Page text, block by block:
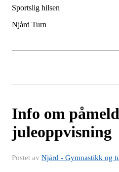
Sportslig hilsen
Njård Turn
Info om
juleoppvisning
Postet av Njård - Gymnastikk og